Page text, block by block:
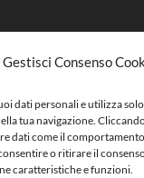
Gestisci Consenso
dati personali e utilizza
tua navigazione.
dati come il
o ritirare il
caratteristiche e funzioni.